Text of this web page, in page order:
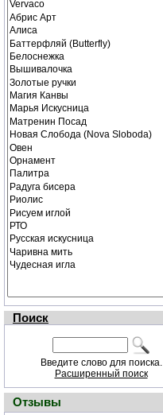
Поиск
Введите слово для поиска.
Расширенный поиск
Отзывы